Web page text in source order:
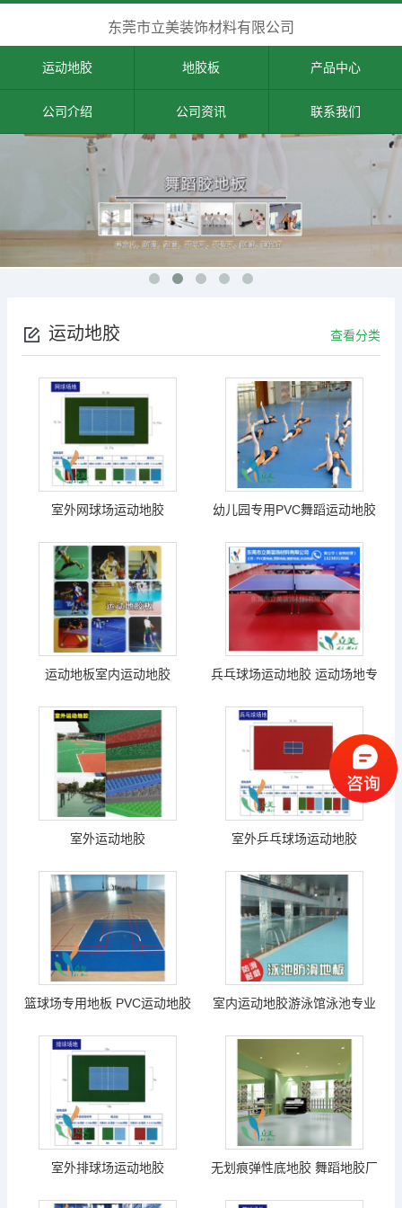
东莞市立美装饰材料有限公司
运动地胶 地胶板 产品中心
公司介绍 公司资讯 联系我们
运动地胶 查看分类
室外网球场运动地胶 幼儿园专用PVC舞蹈运动地胶
运动地板室内运动地胶 兵乓球场运动地胶 运动场地专
用地胶高端压花纹 4.5mm pvc
地胶
室外运动地胶 室外乒乓球场运动地胶
篮球场专用地板 PVC运动地胶
木纹色运动地胶
室内运动地胶游泳馆泳池专业
地胶
室外排球场运动地胶 无划痕弹性底地胶 舞蹈地胶厂
家